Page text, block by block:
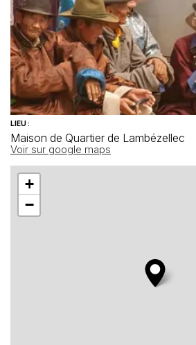
LIEU :
Maison de Quartier de Lambézellec
Voir sur google maps
+
−